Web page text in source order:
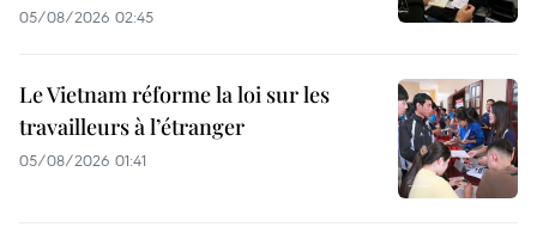
05/08/2026 02:45
Le Vietnam réforme la loi sur les
travailleurs à l’étranger
05/08/2026 01:41